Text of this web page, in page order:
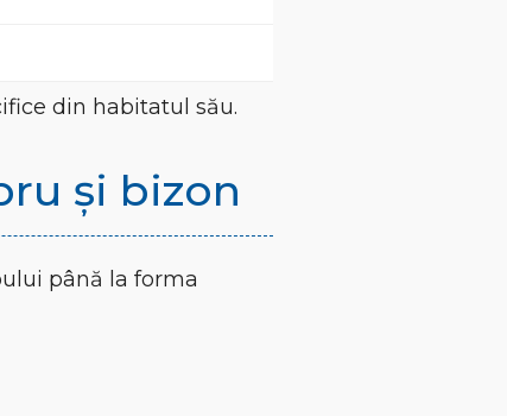
din habitatul său.
și bizon
până la forma